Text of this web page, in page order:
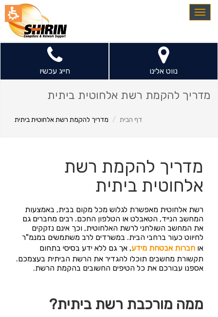
תחילתו
אינטרנט,
כדי
לעבור
Toggle
navigation
נווט אלינו חייג עכשיו
מדריך להקמת רשת אלחוטית ביתית
דף הבית מדריך להקמת רשת אלחוטית ביתית
מדריך להקמת רשת
אלחוטית ביתית
רשת אלחוטית מאפשרת לגלוש מכל מקום בבית, באמצעות
המחשב הנייד, הטאבלט או הטלפון החכם. רבים מחברים גם
את המחשב השולחני לרשת האלחוטית, וכך אינם נזקקים
לחיווט כעור ברחבי הבית. במשרדים לרב משתמשים במנמ"ר
או חברות אבטחת מידע, אך גם ללא ידע בסיסי בתחום
תקשורת מחשבים תוכלו להגדיר את הרשת הביתית בעצמכם.
אספנו עבורכם את כל הטיפים החשובים בהקמת הרשת.
ממה מורכבת רשת ביתית?